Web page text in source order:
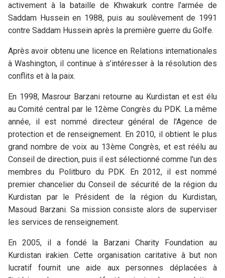
activement à la bataille de Khwakurk contre l'armée de
Saddam Hussein en 1988, puis au soulèvement de 1991
contre Saddam Hussein après la première guerre du Golfe.
Après avoir obtenu une licence en Relations internationales
à Washington, il continue à s’intéresser à la résolution des
conflits et à la paix.
En 1998, Masrour Barzani retourne au Kurdistan et est élu
au Comité central par le 12ème Congrès du PDK. La même
année, il est nommé directeur général de l'Agence de
protection et de renseignement. En 2010, il obtient le plus
grand nombre de voix au 13ème Congrès, et est réélu au
Conseil de direction, puis il est sélectionné comme l'un des
membres du Politburo du PDK. En 2012, il est nommé
premier chancelier du Conseil de sécurité de la région du
Kurdistan par le Président de la région du Kurdistan,
Masoud Barzani. Sa mission consiste alors de superviser
les services de renseignement.
En 2005, il a fondé la Barzani Charity Foundation au
Kurdistan irakien. Cette organisation caritative à but non
lucratif fournit une aide aux personnes déplacées à